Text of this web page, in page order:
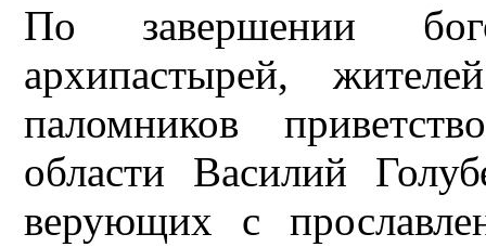
По завершении
архипастырей,
паломников
области Василий
верующих с